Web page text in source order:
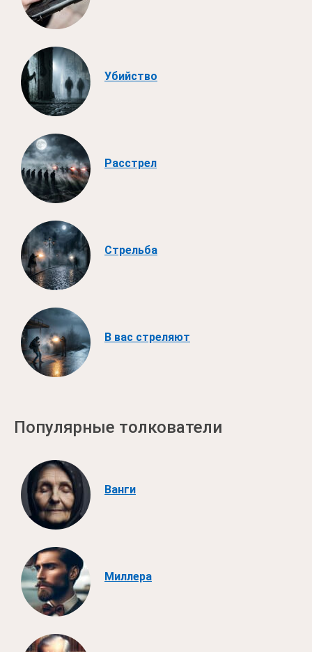
Убийство
Расстрел
Стрельба
В вас стреляют
Популярные толкователи
Ванги
Миллера